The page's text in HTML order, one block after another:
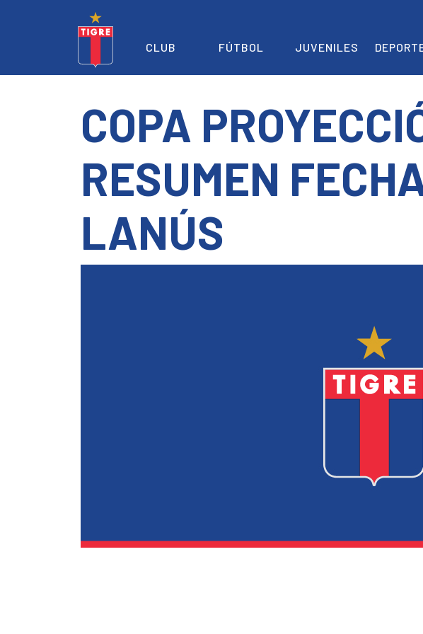
CLUB FÚTBOL JUVENILES
COPA
RESUMEN
LANÚS